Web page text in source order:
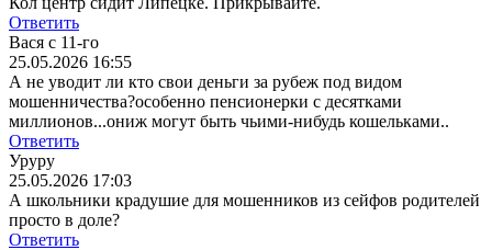
Ответить
Вася с 11-го
25.05.2026 16:55
А не уводит ли кто свои деньги за рубеж под видом
мошенничества?особенно пенсионерки с десятками
миллионов...ониж могут быть чьими-нибудь кошельками..
Ответить
Уруру
25.05.2026 17:03
А школьники крадушие для мошенников из сейфов родителей
просто в доле?
Ответить